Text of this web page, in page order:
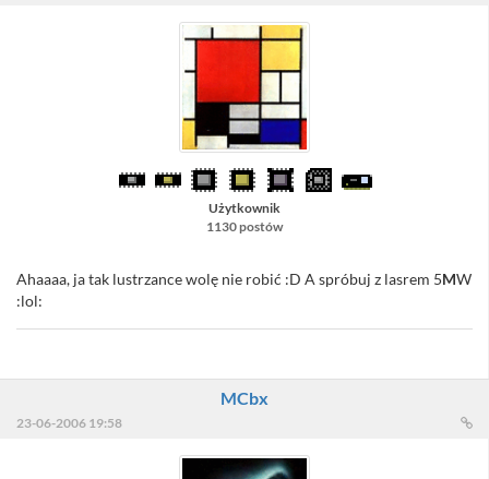
Użytkownik
1130 postów
Ahaaaa, ja tak lustrzance wolę nie robić :D A spróbuj z lasrem 5MW
:lol:
MCbx
23-06-2006 19:58